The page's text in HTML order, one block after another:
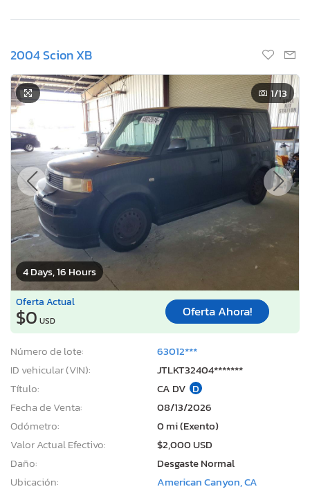
2004 Scion XB
4 Days, 16 Hours
1/13
Oferta Actual
$0 USD
Oferta Ahora!
Número de lote:
63012***
ID vehicular (VIN):
JTLKT32404*******
Título:
CA DV D
Fecha de Venta:
08/13/2026
Odómetro:
0 mi (Exento)
Valor Actual Efectivo:
$2,000 USD
Daño:
Desgaste Normal
Ubicación:
American Canyon, CA